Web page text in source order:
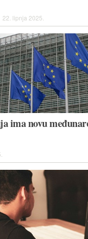
22. lipnja 2025.
ima novu